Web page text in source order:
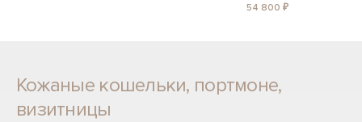
54 800 ₽
Кожаные кошельки, портмоне,
визитницы